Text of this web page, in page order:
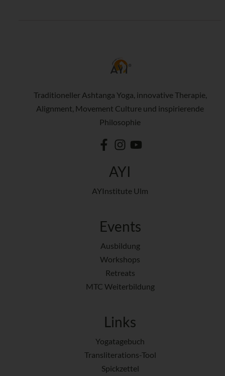
Traditioneller Ashtanga Yoga, innovative Therapie,
Alignment, Movement Culture und inspirierende
Philosophie
AYI
AYInstitute Ulm
Events
Ausbildung
Workshops
Retreats
MTC Weiterbildung
Links
Yogatagebuch
Transliterations-Tool
Spickzettel